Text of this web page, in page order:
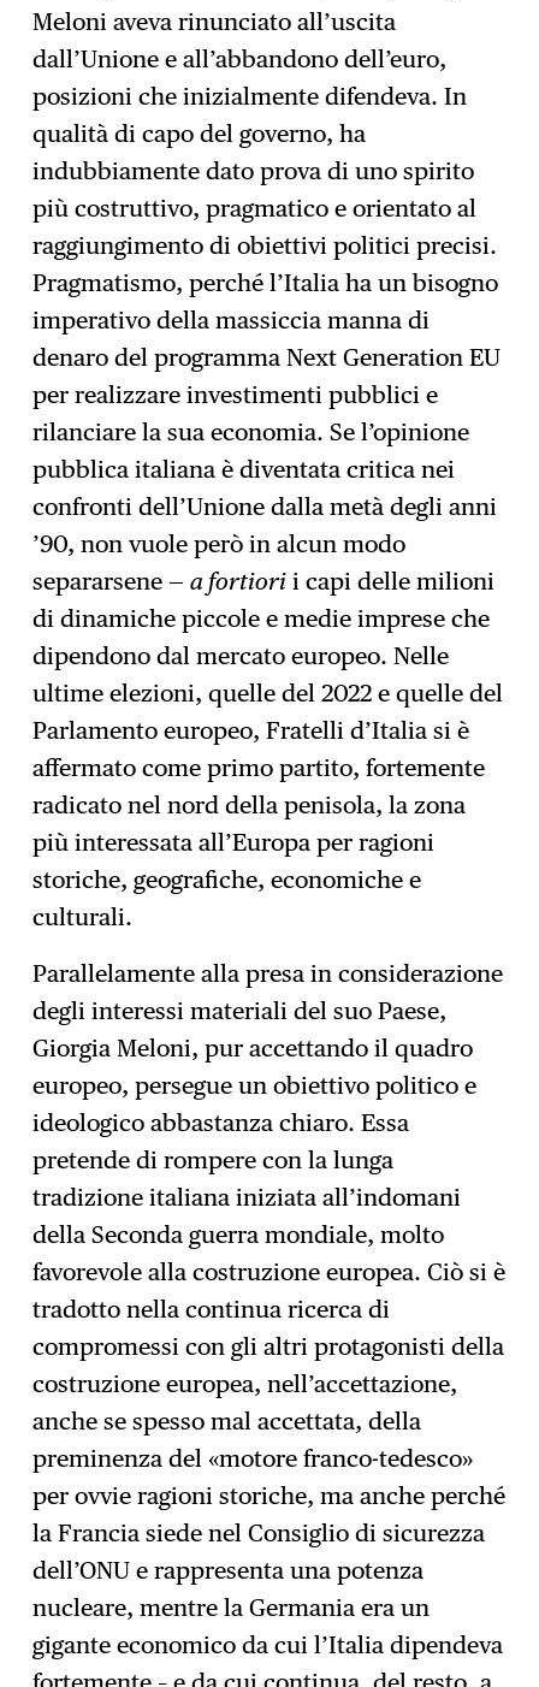
Meloni aveva rinunciato all’uscita
dall’Unione e all’abbandono dell’euro,
posizioni che inizialmente difendeva. In
qualità di capo del governo, ha
indubbiamente dato prova di uno spirito
più costruttivo, pragmatico e orientato al
raggiungimento di obiettivi politici precisi.
Pragmatismo, perché l’Italia ha un bisogno
imperativo della massiccia manna di
denaro del programma Next Generation EU
per realizzare investimenti pubblici e
rilanciare la sua economia. Se l’opinione
pubblica italiana è diventata critica nei
confronti dell’Unione dalla metà degli anni
’90, non vuole però in alcun modo
separarsene —a fortiori i capi delle milioni
di dinamiche piccole e medie imprese che
dipendono dal mercato europeo. Nelle
ultime elezioni, quelle del 2022 e quelle del
Parlamento europeo, Fratelli d’Italia si è
affermato come primo partito, fortemente
radicato nel nord della penisola, la zona
più interessata all’Europa per ragioni
storiche, geografiche, economiche e
culturali.
Parallelamente alla presa in considerazione
degli interessi materiali del suo Paese,
Giorgia Meloni, pur accettando il quadro
europeo, persegue un obiettivo politico e
ideologico abbastanza chiaro. Essa
pretende di rompere con la lunga
tradizione italiana iniziata all’indomani
della Seconda guerra mondiale, molto
favorevole alla costruzione europea. Ciò si è
tradotto nella continua ricerca di
compromessi con gli altri protagonisti della
costruzione europea, nell’accettazione,
anche se spesso mal accettata, della
preminenza del «motore franco-tedesco»
per ovvie ragioni storiche, ma anche perché
la Francia siede nel Consiglio di sicurezza
dell’ONU e rappresenta una potenza
nucleare, mentre la Germania era un
gigante economico da cui l’Italia dipendeva